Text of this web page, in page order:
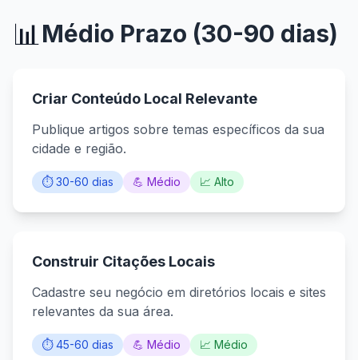
📊 Médio Prazo (30-90 dias)
Criar Conteúdo Local Relevante
Publique artigos sobre temas específicos da sua
cidade e região.
⏱️ 30-60 dias 💪 Médio 📈 Alto
Construir Citações Locais
Cadastre seu negócio em diretórios locais e sites
relevantes da sua área.
⏱️ 45-60 dias 💪 Médio 📈 Médio